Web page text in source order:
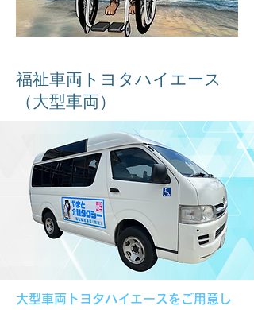
福祉車両トヨタハイエース
（大型車両）
大型車両トヨタハイエースをご用意し